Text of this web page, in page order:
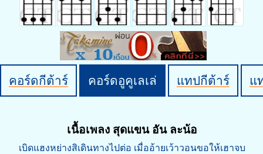
คอร์ดกีต้าร์ คอร์ดอูคูเลเล่ แทปกีต้าร์ แ
เนื้อเพลง สุดแขน อัน ละน้อ
เบิดแฮงหย่างสิเดินทางไปต่อ เมื่ออ้ายเว้าวอนขอให้เฮาจบ